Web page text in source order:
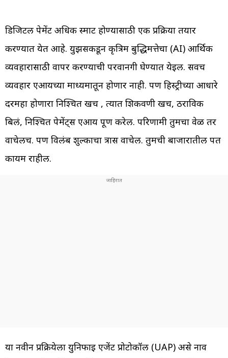
डिजिटल पेमेंट अधिक स्मार्ट होण्यासाठी एक प्रक्रिया तयार
करण्यात येत आहे. युझर्सकडून कृत्रिम बुद्धिमत्तेचा (AI) आर्थिक
व्यवहारासाठी वापर करण्याची परवानगी घेण्यात येईल. सर्वच
व्यवहार एआयच्या माध्यमातून होणार नाही. पण हिस्ट्रीच्या आधारे
दरमहा होणारा निश्चित खर्च , त्यात शिकवणी खर्च, ठराविक
बिलं, निश्चित पेमेंट्स एआय पूर्ण करेल. परिणामी तुमचा वेळ तर
वाचेलच. पण विलंब शुल्काचा त्रास वाचेल. तुमची बाजारातील पत
कायम राहील.
या नवीन प्रक्रियेला युनिफाई एजेंट प्रोटोकॉल (UAP) असे नाव